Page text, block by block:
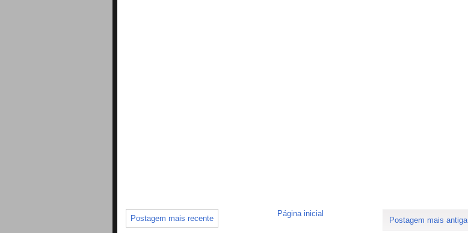
Postagem mais recente Postagem mais antiga
Página inicial